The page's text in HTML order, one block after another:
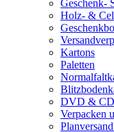
Geschenk-
Holz- &
Kartons
Paletten
DVD & CD
Verpacken